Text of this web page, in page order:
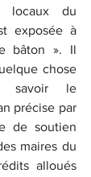
locaux du
exposée à
bâton ». Il
chose
savoir le
précise par
de soutien
maires du
alloués